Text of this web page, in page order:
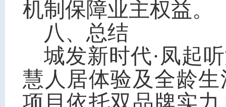
机制保障业主权益。
八、 总结
城发新时代·凤起
慧人居体验及全龄